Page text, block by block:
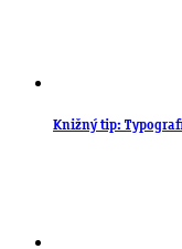
Knižný tip: